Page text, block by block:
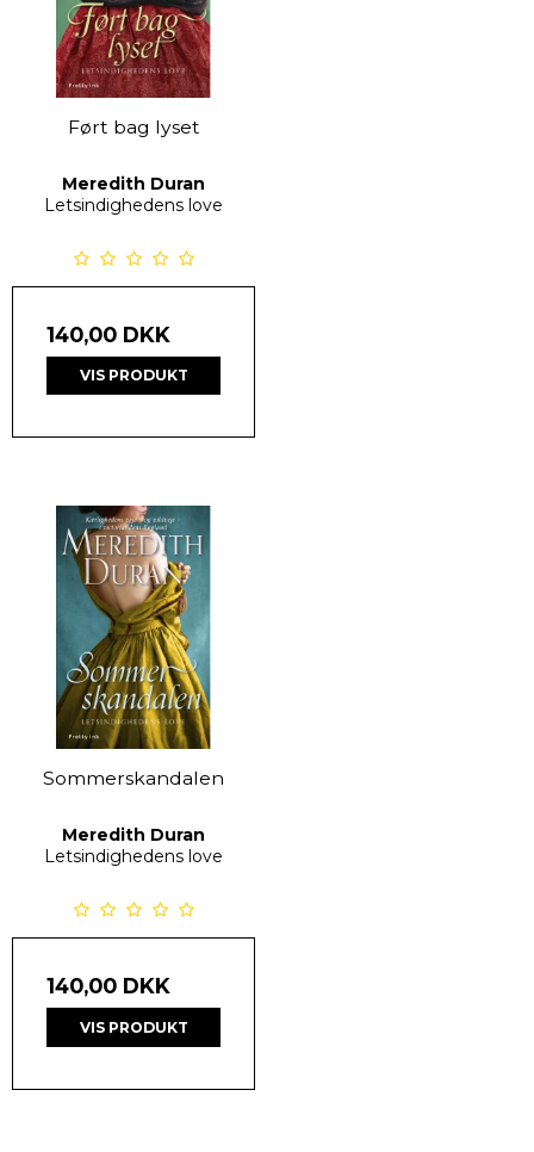
Ført bag lyset
Meredith Duran
Letsindighedens love
140,00 DKK
VIS PRODUKT
Sommerskandalen
Meredith Duran
Letsindighedens love
140,00 DKK
VIS PRODUKT